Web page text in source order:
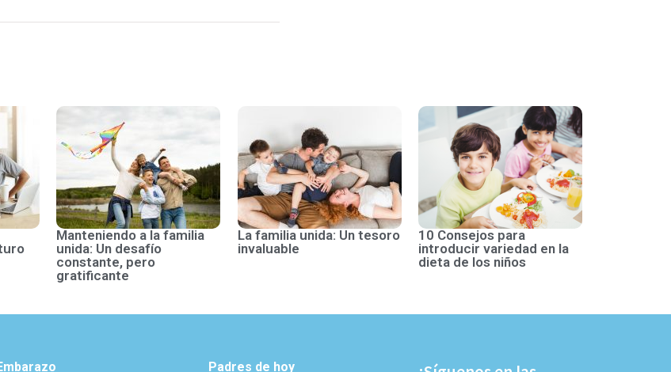
Manteniendo a la familia
unida: Un desafío
constante, pero
gratificante
La familia unida: Un tesoro
invaluable
10 Consejos para
introducir variedad en la
dieta de los niños
Padres de hoy